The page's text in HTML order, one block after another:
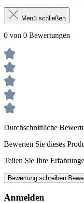
Menü schließen
0 von 0 Bewertungen
Durchschnittliche
Bewerten Sie dieses
Teilen Sie Ihre
Bewertung schreiben
Anmelden